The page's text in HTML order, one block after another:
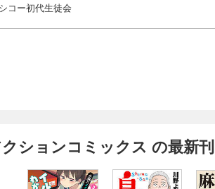
コー初代生徒会
ションコミックス の最新刊